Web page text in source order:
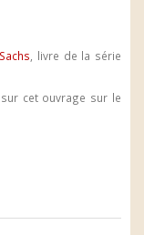
, livre de la série
cet ouvrage sur le